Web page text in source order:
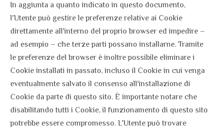
In aggiunta a quanto indicato in questo documento,
l'Utente può gestire le preferenze relative ai Cookie
direttamente all'interno del proprio browser ed impedire –
ad esempio – che terze parti possano installarne. Tramite
le preferenze del browser è inoltre possibile eliminare i
Cookie installati in passato, incluso il Cookie in cui venga
eventualmente salvato il consenso all'installazione di
Cookie da parte di questo sito. È importante notare che
disabilitando tutti i Cookie, il funzionamento di questo sito
potrebbe essere compromesso. L'Utente può trovare